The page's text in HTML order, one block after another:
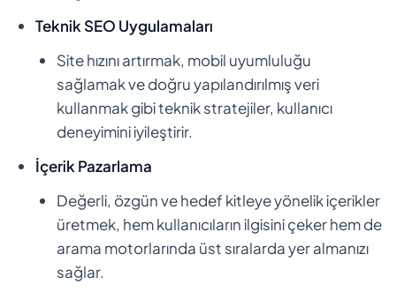
Teknik SEO Uygulamaları
Site hızını artırmak, mobil uyumluluğu
sağlamak ve doğru yapılandırılmış veri
kullanmak gibi teknik stratejiler, kullanıcı
deneyimini iyileştirir.
İçerik Pazarlama
Değerli, özgün ve hedef kitleye yönelik içerikler
üretmek, hem kullanıcıların ilgisini çeker hem de
arama motorlarında üst sıralarda yer almanızı
sağlar.